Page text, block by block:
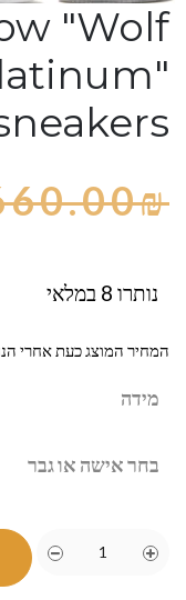
"Wolf
₪
נותרו 8 במלאי
המחיר המוצג כעת אחרי
מידה
בחר אישה או גבר